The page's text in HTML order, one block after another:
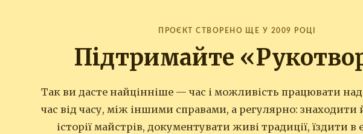
ПРОЄКТ СТВОРЕНО ЩЕ У 2009 РОЦІ
Підтримайте
Так ви дасте найцінніше — час і можливість працювати
час від часу, між іншими справами, а регулярно: знаходити
історії майстрів, документувати живі традиції, їздити в